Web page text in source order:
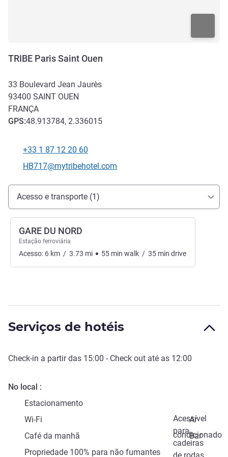
TRIBE Paris Saint Ouen
33 Boulevard Jean Jaurès
93400 SAINT OUEN
FRANÇA
GPS:48.913784, 2.336015
Telefone
+33 1 87 12 20 60
E-mail de contato
HB717@mytribehotel.com
Acesso e transporte
Acesso e transporte (1)
GARE DU NORD
Estação ferroviária
Acesso: 6 km / 3.73 mi 55 min walk / 35 min drive
Serviços de hotéis
Check-in a partir das 15:00 - Check out até as 12:00
No local
Estacionamento
Acessível
para
cadeiras
Wi-Fi
Ar
condicionado
Café da manhã
Bar
Propriedade 100% para não fumantes